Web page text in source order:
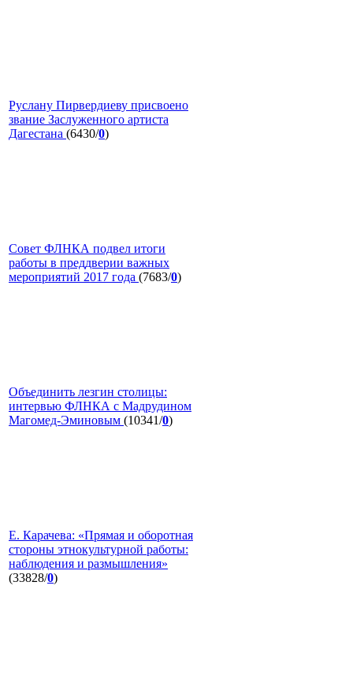
Руслану Пирвердиеву присвоено
звание Заслуженного артиста
Дагестана (6430/0)
Совет ФЛНКА подвел итоги
работы в преддверии важных
мероприятий 2017 года (7683/0)
Объединить лезгин столицы:
интервью ФЛНКА с Мадрудином
Магомед-Эминовым (10341/0)
Е. Карачева: «Прямая и оборотная
стороны этнокультурной работы:
наблюдения и размышления»
(33828/0)